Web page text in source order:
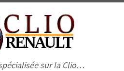
sur la Clio…